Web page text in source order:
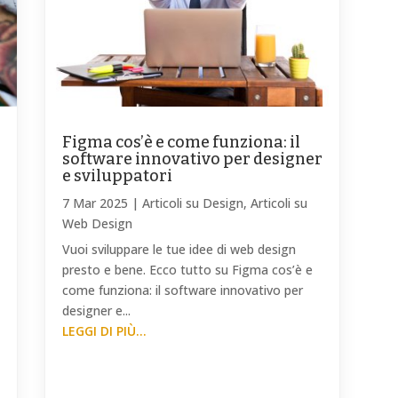
Figma cos’è e come funziona: il
software innovativo per designer
e sviluppatori
7 Mar 2025 | Articoli su Design, Articoli su
Web Design
Vuoi sviluppare le tue idee di web design
presto e bene. Ecco tutto su Figma cos’è e
come funziona: il software innovativo per
designer e...
LEGGI DI PIÙ...